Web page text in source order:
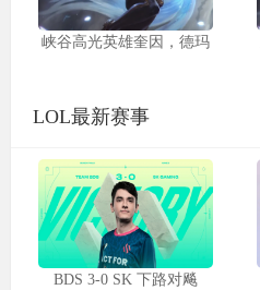
峡谷高光英雄奎因，德玛
LOL最新赛事
BDS 3-0 SK 下路对飚